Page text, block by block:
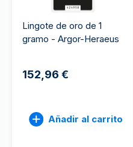
Lingote de oro de 1
gramo - Argor-Heraeus
152,96 €
Añadir al carrito